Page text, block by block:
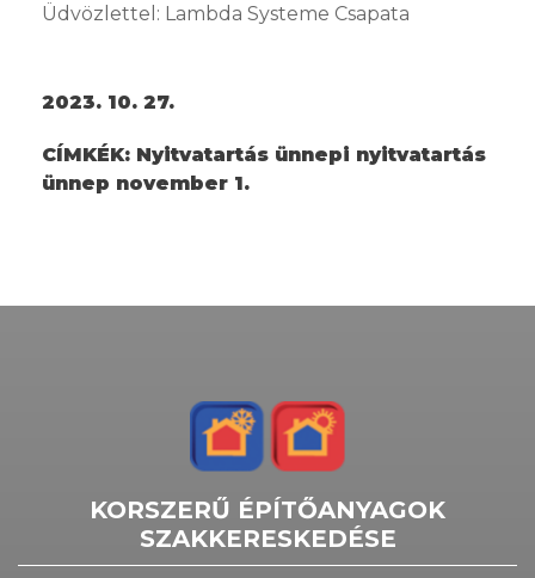
Üdvözlettel: Lambda Systeme Csapata
2023. 10. 27.
CÍMKÉK: Nyitvatartás ünnepi nyitvatartás
ünnep november 1.
KORSZERŰ ÉPÍTŐANYAGOK
SZAKKERESKEDÉSE